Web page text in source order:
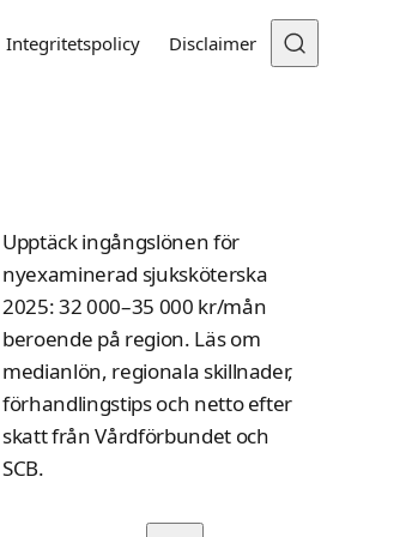
Integritetspolicy Disclaimer
Upptäck ingångslönen för
nyexaminerad sjuksköterska
2025: 32 000–35 000 kr/mån
beroende på region. Läs om
medianlön, regionala skillnader,
förhandlingstips och netto efter
skatt från Vårdförbundet och
SCB.